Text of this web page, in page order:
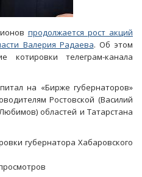
продолжается рост акций
Валерия Радаева. Об этом
котировки телеграм-канала
на «Бирже губернаторов»
Ростовской (Василий
областей и Татарстана
губернатора Хабаровского